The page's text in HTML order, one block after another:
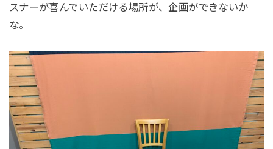
スナーが喜んでいただける場所が、企画ができないか
な。